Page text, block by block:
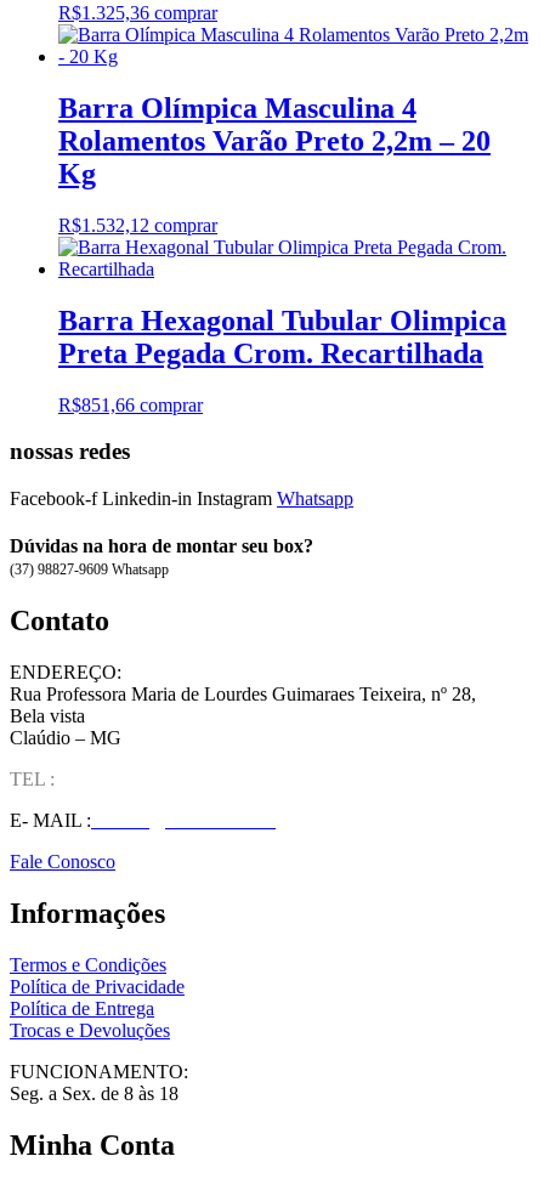
R$1.325,36 comprar
Barra Olímpica Masculina 4
Rolamentos Varão Preto 2,2m – 20
Kg
R$1.532,12 comprar
Barra Hexagonal Tubular Olimpica
Preta Pegada Crom. Recartilhada
R$851,66 comprar
nossas redes
Facebook-f Linkedin-in Instagram Whatsapp
Dúvidas na hora de montar seu box?
(37) 98827-9609 Whatsapp
Contato
ENDEREÇO:
Rua Professora Maria de Lourdes Guimaraes Teixeira, nº 28,
Bela vista
Claúdio – MG
TEL :
E- MAIL :
Fale Conosco
Informações
Termos e Condições
Política de Privacidade
Política de Entrega
Trocas e Devoluções
FUNCIONAMENTO:
Seg. a Sex. de 8 às 18
Minha Conta